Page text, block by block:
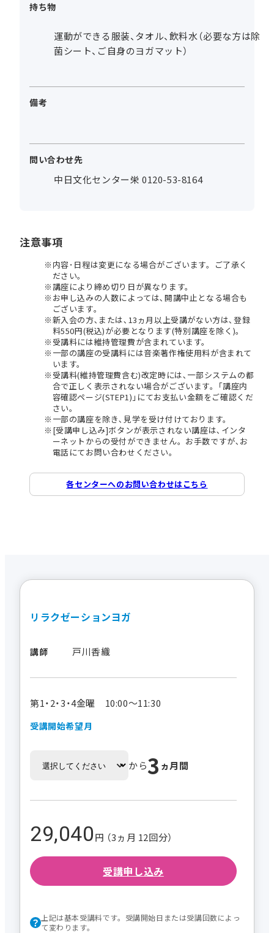
持ち物
運動ができる服装、タオル、飲料水（必要な方は除
菌シート、ご自身のヨガマット）
備考
問い合わせ先
中日文化センター栄 0120-53-8164
注意事項
内容･日程は変更になる場合がございます。ご了承く
ださい。
講座により締め切り日が異なります。
お申し込みの人数によっては､開講中止となる場合も
ございます。
新入会の方､または､13ヵ月以上受講がない方は､登録
料550円(税込)が必要となります(特別講座を除く)。
受講料には維持管理費が含まれています。
一部の講座の受講料には音楽著作権使用料が含まれて
います。
受講料(維持管理費含む)改定時には､一部システムの都
合で正しく表示されない場合がございます。｢講座内
容確認ページ(STEP1)｣にてお支払い金額をご確認くだ
さい。
一部の講座を除き､見学を受け付けております。
[受講申し込み]ボタンが表示されない講座は､インタ
ーネットからの受付ができません。お手数ですが､お
電話にてお問い合わせください。
各センターへのお問い合わせはこちら
リラクゼーションヨガ
講師 戸川香織
第1・2・3・4金曜 10:00～11:30
受講開始希望月
から3 ヵ月間
29,040円 （3ヵ月 12回分）
受講申し込み
上記は基本受講料です。受講開始日または受講回数によっ
て変わります。